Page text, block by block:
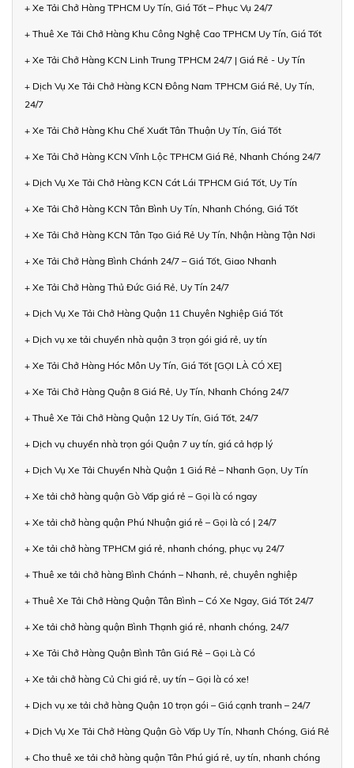
+ Xe Tải Chở Hàng TPHCM Uy Tín, Giá Tốt – Phục Vụ 24/7
+ Thuê Xe Tải Chở Hàng Khu Công Nghệ Cao TPHCM Uy Tín, Giá Tốt
+ Xe Tải Chở Hàng KCN Linh Trung TPHCM 24/7 | Giá Rẻ - Uy Tín
+ Dịch Vụ Xe Tải Chở Hàng KCN Đông Nam TPHCM Giá Rẻ, Uy Tín,
24/7
+ Xe Tải Chở Hàng Khu Chế Xuất Tân Thuận Uy Tín, Giá Tốt
+ Xe Tải Chở Hàng KCN Vĩnh Lộc TPHCM Giá Rẻ, Nhanh Chóng 24/7
+ Dịch Vụ Xe Tải Chở Hàng KCN Cát Lái TPHCM Giá Tốt, Uy Tín
+ Xe Tải Chở Hàng KCN Tân Bình Uy Tín, Nhanh Chóng, Giá Tốt
+ Xe Tải Chở Hàng KCN Tân Tạo Giá Rẻ Uy Tín, Nhận Hàng Tận Nơi
+ Xe Tải Chở Hàng Bình Chánh 24/7 – Giá Tốt, Giao Nhanh
+ Xe Tải Chở Hàng Thủ Đức Giá Rẻ, Uy Tín 24/7
+ Dịch Vụ Xe Tải Chở Hàng Quận 11 Chuyên Nghiệp Giá Tốt
+ Dịch vụ xe tải chuyển nhà quận 3 trọn gói giá rẻ, uy tín
+ Xe Tải Chở Hàng Hóc Môn Uy Tín, Giá Tốt [GỌI LÀ CÓ XE]
+ Xe Tải Chở Hàng Quận 8 Giá Rẻ, Uy Tín, Nhanh Chóng 24/7
+ Thuê Xe Tải Chở Hàng Quận 12 Uy Tín, Giá Tốt, 24/7
+ Dịch vụ chuyển nhà trọn gói Quận 7 uy tín, giá cả hợp lý
+ Dịch Vụ Xe Tải Chuyển Nhà Quận 1 Giá Rẻ – Nhanh Gọn, Uy Tín
+ Xe tải chở hàng quận Gò Vấp giá rẻ – Gọi là có ngay
+ Xe tải chở hàng quận Phú Nhuận giá rẻ – Gọi là có | 24/7
+ Xe tải chở hàng TPHCM giá rẻ, nhanh chóng, phục vụ 24/7
+ Thuê xe tải chở hàng Bình Chánh – Nhanh, rẻ, chuyên nghiệp
+ Thuê Xe Tải Chở Hàng Quận Tân Bình – Có Xe Ngay, Giá Tốt 24/7
+ Xe tải chở hàng quận Bình Thạnh giá rẻ, nhanh chóng, 24/7
+ Xe Tải Chở Hàng Quận Bình Tân Giá Rẻ – Gọi Là Có
+ Xe tải chở hàng Củ Chi giá rẻ, uy tín – Gọi là có xe!
+ Dịch vụ xe tải chở hàng Quận 10 trọn gói – Giá cạnh tranh – 24/7
+ Dịch Vụ Xe Tải Chở Hàng Quận Gò Vấp Uy Tín, Nhanh Chóng, Giá Rẻ
+ Cho thuê xe tải chở hàng quận Tân Phú giá rẻ, uy tín, nhanh chóng